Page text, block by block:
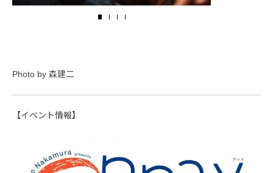
Photo by 森建二
【イベント情報】